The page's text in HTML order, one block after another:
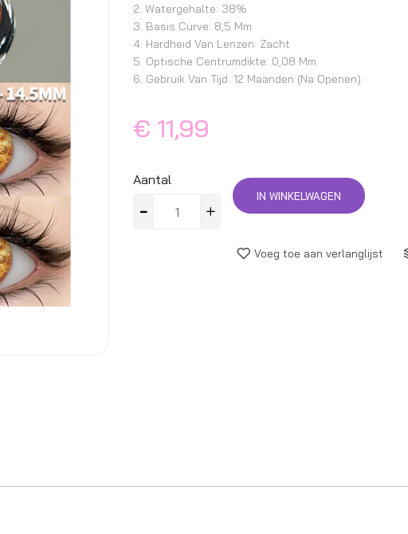
afbeeldingen-
gallerij
2. Watergehalte: 38%
3. Basis Curve: 8,5 Mm
4. Hardheid Van Lenzen: Zacht
5. Optische Centrumdikte: 0,08 Mm
6. Gebruik Van Tijd: 12 Maanden (na Openen)
€ 11,99
Aantal
IN WINKELWAGEN
Voeg toe aan verlanglijst